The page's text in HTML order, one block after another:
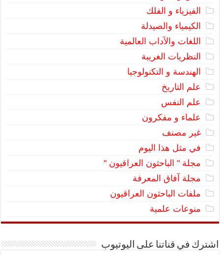
الفيزياء و الفلك
الكيمياء والصيدلة
اللغات والآداب العالمية
النظريات الغريبة
الهندسة و التكنولوجيا
علم التاريخ
علم النفس
علماء و مفكرون
غير مصنف
في مثل هذا اليوم
مجلة " الباحثون العراقيون "
مجلة آفاق المعرفة
ملفات الباحثون العراقيون
منوعات علمية
اشترك في قناتنا على اليوتيوب